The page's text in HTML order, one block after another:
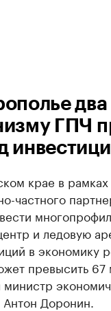
ГПЧ
крае в рамках
частного
и ледовую
в экономику
превысить
Антон Доронин.